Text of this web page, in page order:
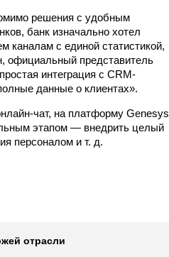
решения с удобным
банк изначально хотел
каналам с единой статистикой,
официальный представитель
интеграция с CRM-
данные о клиентах».
чат, на платформу Genesys
этапом — внедрить целый
персоналом и т. д.
отрасли